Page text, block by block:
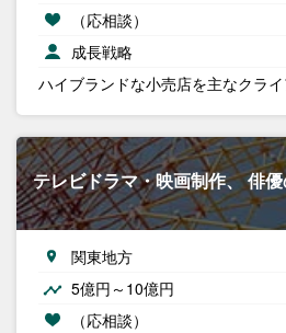
（応相談）
成長戦略
ハイブランドな小売店を主なクライ
テレビドラマ・映画制作、 俳
関東地方
5億円～10億円
（応相談）